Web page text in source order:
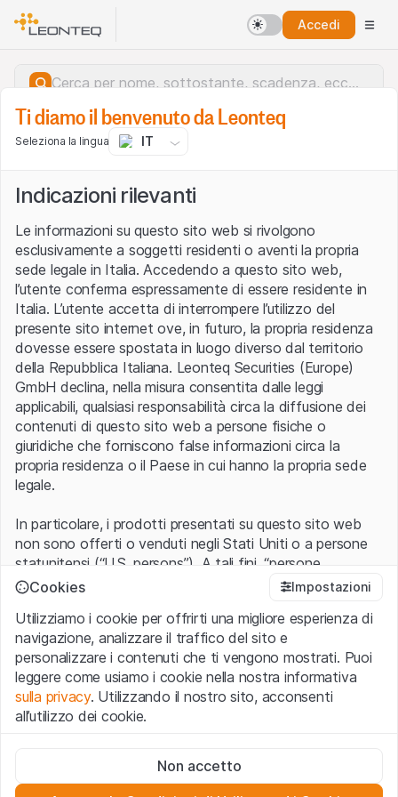
Accedi
Errore del server.
Ti diamo il benvenuto da Leonteq
Seleziona la lingua IT
Indicazioni rilevanti
Le informazioni su questo sito web si rivolgono
esclusivamente a soggetti residenti o aventi la propria
sede legale in Italia. Accedendo a questo sito web,
l’utente conferma espressamente di essere residente in
Italia. L’utente accetta di interrompere l’utilizzo del
presente sito internet ove, in futuro, la propria residenza
dovesse essere spostata in luogo diverso dal territorio
della Repubblica Italiana. Leonteq Securities (Europe)
GmbH declina, nella misura consentita dalle leggi
applicabili, qualsiasi responsabilità circa la diffusione dei
contenuti di questo sito web a persone fisiche o
giuridiche che forniscono false informazioni circa la
propria residenza o il Paese in cui hanno la propria sede
legale.
In particolare, i prodotti presentati su questo sito web
non sono offerti o venduti negli Stati Uniti o a persone
statunitensi (“U.S. persons”). A tali fini, “persone
statunitensi” vanno intese nel significato ad esse ascritto
1933 che include le persone residenti negli Stati Uniti
d’America, le società per azioni e le altre forme societarie
americane.
Condizioni di utilizzo e informazioni legali
Con l’accesso al sito web (di seguito, il “Sito”) si dichiara
avvertenze importanti e le condizioni di utilizzo ivi rese
Cookies Impostazioni
Utilizziamo i cookie per offrirti una migliore esperienza di
navigazione, analizzare il traffico del sito e
personalizzare i contenuti che ti vengono mostrati. Puoi
leggere come usiamo i cookie nella nostra informativa
sulla privacy. Utilizzando il nostro sito, acconsenti
all’utilizzo dei cookie.
Questi cookie sono necessari per il funzionamento del sito
web e non possono essere disattivati.
Non accetto